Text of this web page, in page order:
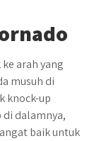
arah yang
musuh di
knock-up
dalamnya,
baik untuk